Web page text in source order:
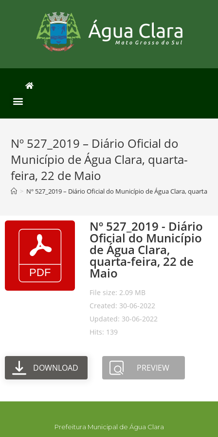
Nº 527_2019 – Diário Oficial do
Município de Água Clara, quarta-
feira, 22 de Maio
> Nº 527_2019 – Diário Oficial do Município de Água Clara, quarta-
Nº 527_2019 - Diário
Oficial do Município
de Água Clara,
quarta-feira, 22 de
Maio
File size: 2.09 MB
Created: 30-06-2022
Updated: 30-06-2022
Hits: 139
DOWNLOAD PREVIEW
Prefeitura Municipal de Água Clara